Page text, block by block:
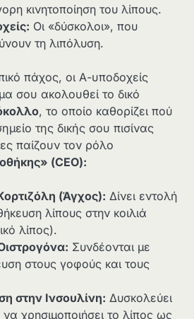
κινητοποίηση του λίπους.
Οι «δύσκολοι», που
τη λιπόλυση.
πάχος, οι Α-υποδοχείς
σου ακολουθεί το δικό
, το οποίο καθορίζει πού
της δικής σου πισίνας
παίζουν τον ρόλο
(CEO):
(Άγχος): Δίνει εντολή
λίπους στην κοιλιά
λίπος).
Συνδέονται με
στους γοφούς και τους
στην Ινσουλίνη: Δυσκολεύει
χρησιμοποιήσει το λίπος ως